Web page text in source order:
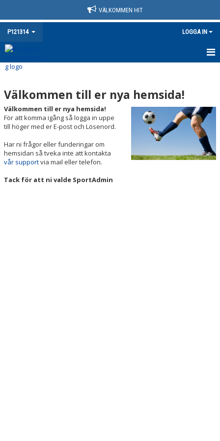
VÄLKOMMEN HIT
P121314 LOGGA IN
HEM
NYHETER
KALENDER
TRUPPEN
BILDGALLERI
Välkommen till er nya hemsida!
Välkommen till er nya hemsida!
För att komma igång så logga in uppe
till höger med er E-post och Lösenord.
Har ni frågor eller funderingar om
hemsidan så tveka inte att kontakta
vår supportvia mail eller telefon.
Tack för att ni valde SportAdmin